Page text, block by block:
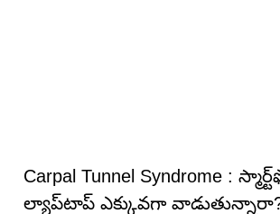
Carpal Tunnel Syndrome :
ల్యాప్‌టాప్ ఎక్కువగా వాడుతున్నారా?